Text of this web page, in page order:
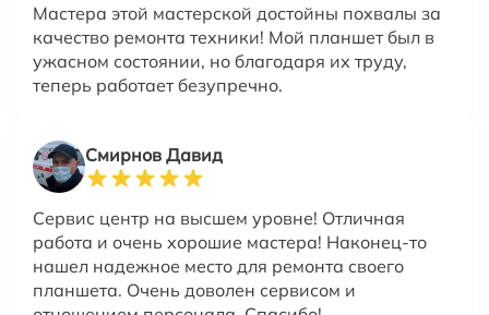
Мастера этой мастерской достойны похвалы за
качество ремонта техники! Мой планшет был в
ужасном состоянии, но благодаря их труду,
теперь работает безупречно.
Смирнов Давид
Сервис центр на высшем уровне! Отличная
работа и очень хорошие мастера! Наконец-то
нашел надежное место для ремонта своего
планшета. Очень доволен сервисом и